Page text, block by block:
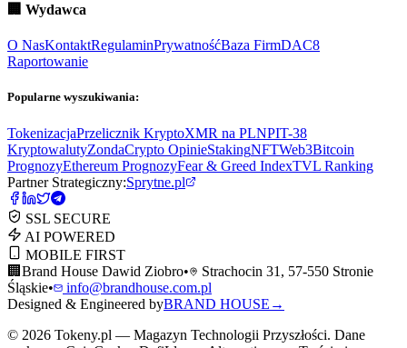
🏢 Wydawca
O NasKontaktRegulaminPrywatnośćBaza FirmDAC8
Raportowanie
Popularne wyszukiwania:
TokenizacjaPrzelicznik KryptoXMR na PLNPIT-38
KryptowalutyZondaCrypto OpinieStakingNFTWeb3Bitcoin
PrognozyEthereum PrognozyFear & Greed IndexTVL Ranking
Partner Strategiczny:Sprytne.pl
SSL SECURE
AI POWERED
MOBILE FIRST
🏢 Brand House Dawid Ziobro•
Strachocin 31, 57-550 Stronie
Śląskie•
info@brandhouse.com.pl
Designed & Engineered byBRAND HOUSE →
© 2026 Tokeny.pl — Magazyn Technologii Przyszłości. Dane